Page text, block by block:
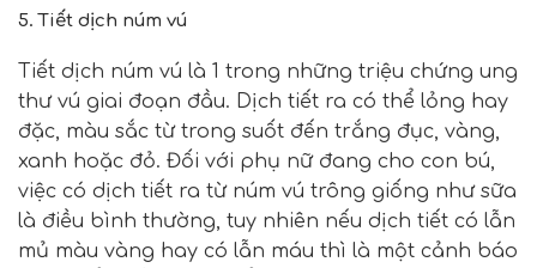
5. Tiết dịch núm vú
Tiết dịch núm vú là 1 trong những triệu chứng ung
thư vú giai đoạn đầu. Dịch tiết ra có thể lỏng hay
đặc, màu sắc từ trong suốt đến trắng đục, vàng,
xanh hoặc đỏ. Đối với phụ nữ đang cho con bú,
việc có dịch tiết ra từ núm vú trông giống như sữa
là điều bình thường, tuy nhiên nếu dịch tiết có lẫn
mủ màu vàng hay có lẫn máu thì là một cảnh báo